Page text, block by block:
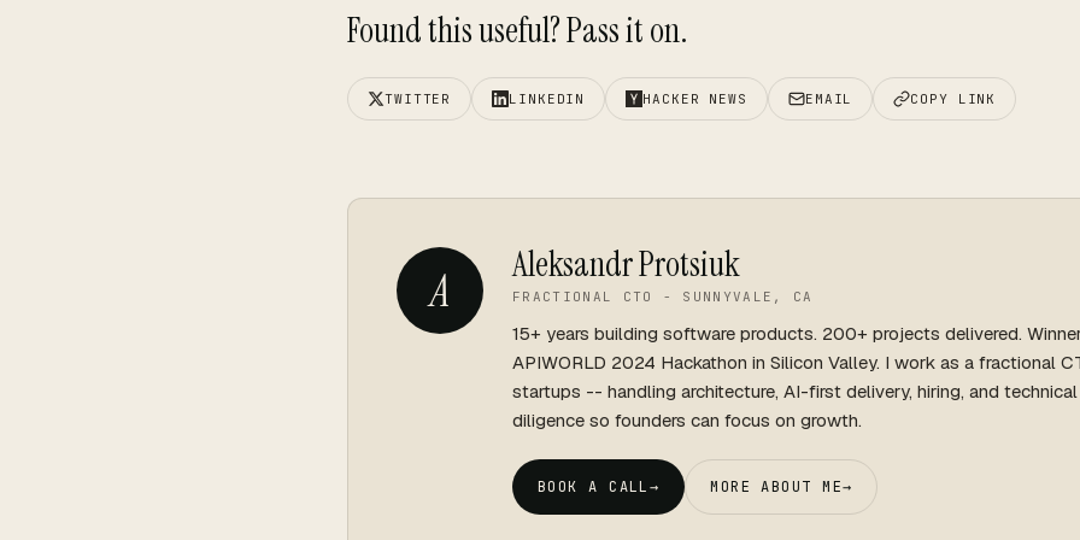
Found this useful? Pass it on.
TWITTER LINKEDIN HACKER NEWS EMAIL COPY LINK
A Aleksandr Protsiuk
FRACTIONAL CTO - SUNNYVALE, CA
15+ years building software products. 200+ projects delivered.
APIWORLD 2024 Hackathon in Silicon Valley. I work as a fractional
startups -- handling architecture, AI-first delivery, hiring, and
diligence so founders can focus on growth.
BOOK A CALL→ MORE ABOUT ME→